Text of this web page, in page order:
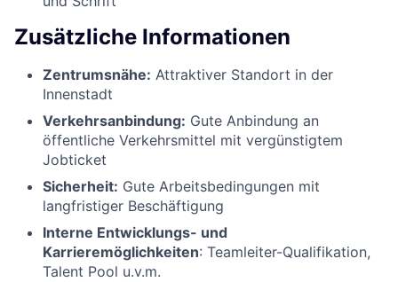
Zusätzliche Informationen
Zentrumsnähe: Attraktiver Standort in der
Innenstadt
Verkehrsanbindung: Gute Anbindung an
öffentliche Verkehrsmittel mit vergünstigtem
Jobticket
Sicherheit: Gute Arbeitsbedingungen mit
langfristiger Beschäftigung
Interne Entwicklungs- und
Karrieremöglichkeiten: Teamleiter-Qualifikation,
Talent Pool u.v.m.